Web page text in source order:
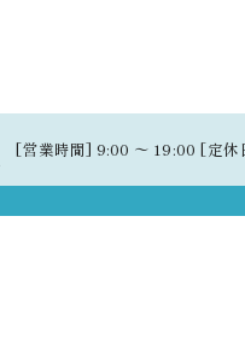
[営業時間] 9:00 〜 19:00 [定休